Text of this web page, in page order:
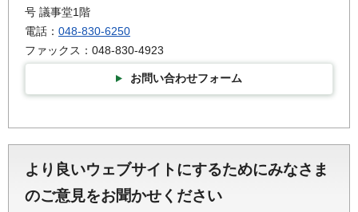
号 議事堂1階
電話： 048-830-6250
ファックス：048-830-4923
お問い合わせフォーム
より良いウェブサイトにするためにみなさま
のご意見をお聞かせください